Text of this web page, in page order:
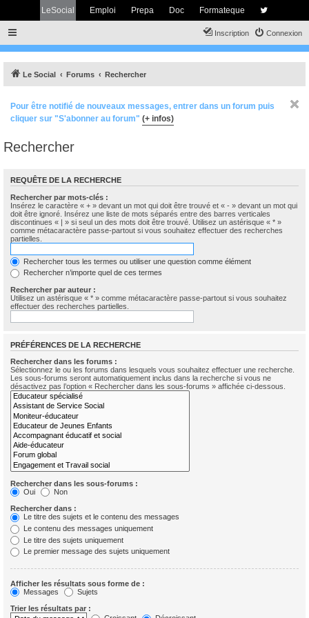
LeSocial Emploi Prepa Doc Formateque
Connexion
Inscription
Le Social Forums Rechercher
Pour être notifié de nouveaux messages, entrer dans un forum puis
cliquer sur "S'abonner au forum" (+ infos)
Rechercher
REQUÊTE DE LA RECHERCHE
Rechercher par mots-clés :
Insérez le caractère « + » devant un mot qui doit être trouvé et « - » devant un mot qui
doit être ignoré. Insérez une liste de mots séparés entre des barres verticales
discontinues « | » si seul un des mots doit être trouvé. Utilisez un astérisque « * »
comme métacaractère passe-partout si vous souhaitez effectuer des recherches
partielles.
Rechercher tous les termes ou utiliser une question comme élément
Rechercher n’importe quel de ces termes
Rechercher par auteur :
Utilisez un astérisque « * » comme métacaractère passe-partout si vous souhaitez
effectuer des recherches partielles.
PRÉFÉRENCES DE LA RECHERCHE
Rechercher dans les forums :
Sélectionnez le ou les forums dans lesquels vous souhaitez effectuer une recherche.
Les sous-forums seront automatiquement inclus dans la recherche si vous ne
désactivez pas l’option « Rechercher dans les sous-forums » affichée ci-dessous.
Rechercher dans les sous-forums :
Oui
Non
Rechercher dans :
Le titre des sujets et le contenu des messages
Le contenu des messages uniquement
Le titre des sujets uniquement
Le premier message des sujets uniquement
Afficher les résultats sous forme de :
Messages
Sujets
Trier les résultats par :